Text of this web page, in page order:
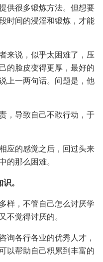
供很多锻炼方法。但想要
时间的浸淫和锻炼，才能
来说，似乎太困难了，压
的脸皮变得更厚，最好的
上一两句话。问题是，他
，导致自己不敢行动，于
应的感觉之后，回过头来
的那么困难。
。
样，不管自己怎么讨厌学
不觉得讨厌的。
询各行各业的优秀人才，
以帮助自己积累到丰富的